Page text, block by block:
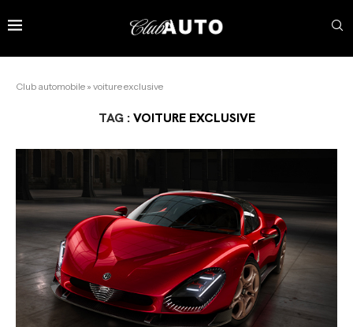
Club automobile » voiture exclusive
TAG :VOITURE EXCLUSIVE